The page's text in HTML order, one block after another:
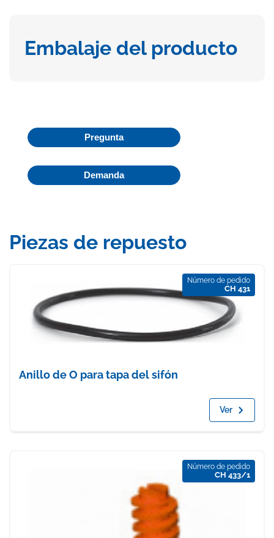
Embalaje del producto
Pregunta
Demanda
Piezas de repuesto
Número de pedido
CH 431
Anillo de O para tapa del sifón
Ver
Número de pedido
CH 433/1